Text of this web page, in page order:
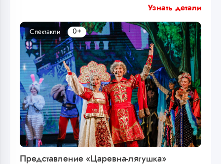
Узнать детали
Представление «Царевна-лягушка»
Спектакли 0+